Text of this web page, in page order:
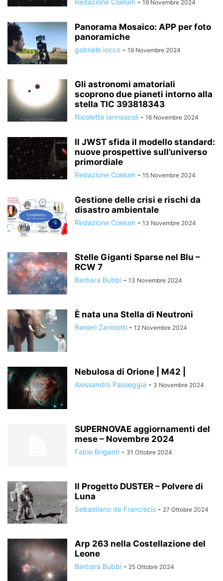
Redazione Coelum - 19 Novembre 2024
Panorama Mosaico: APP per foto
panoramiche
gabriele iocco - 19 Novembre 2024
Gli astronomi amatoriali
scoprono due pianeti intorno alla
stella TIC 393818343
Nicoletta Iannascoli - 16 Novembre 2024
Il JWST sfida il modello standard:
nuove prospettive sull’universo
primordiale
Redazione Coelum - 15 Novembre 2024
Gestione delle crisi e rischi da
disastro ambientale
Redazione Coelum - 13 Novembre 2024
Stelle Giganti Sparse nel Blu –
RCW 7
Barbara Bubbi - 13 Novembre 2024
È nata una Stella di Neutroni
Ranieri Zaninotti - 12 Novembre 2024
Nebulosa di Orione | M42 |
Alessandro Passeggia - 3 Novembre 2024
SUPERNOVAE aggiornamenti del
mese – Novembre 2024
Fabio Briganti - 31 Ottobre 2024
Il Progetto DUSTER – Polvere di
Luna
Sebastiano de Franciscis - 27 Ottobre 2024
Arp 263 nella Costellazione del
Leone
Barbara Bubbi - 25 Ottobre 2024